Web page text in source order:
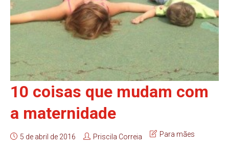
10 coisas que mudam com
a maternidade
5 de abril de 2016 Priscila Correia Para mães